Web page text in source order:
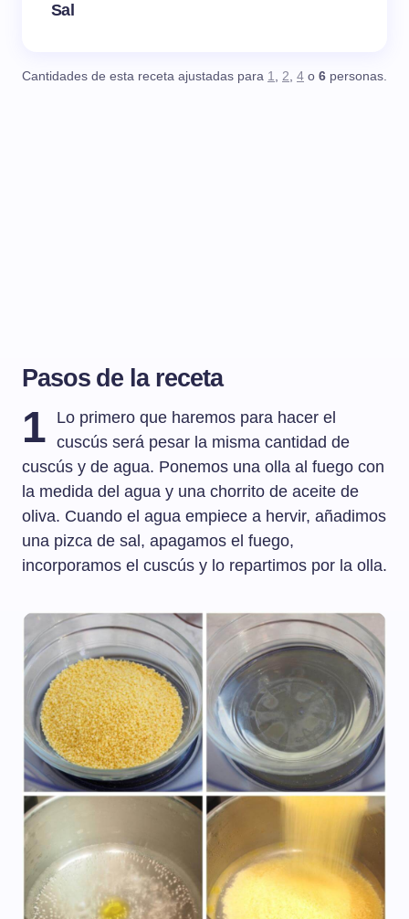
Sal
Cantidades de esta receta ajustadas para 1, 2, 4 o 6 personas.
Pasos de la receta
1
Lo primero que haremos para hacer el
cuscús será pesar la misma cantidad de
cuscús y de agua. Ponemos una olla al fuego con
la medida del agua y una chorrito de aceite de
oliva. Cuando el agua empiece a hervir, añadimos
una pizca de sal, apagamos el fuego,
incorporamos el cuscús y lo repartimos por la olla.